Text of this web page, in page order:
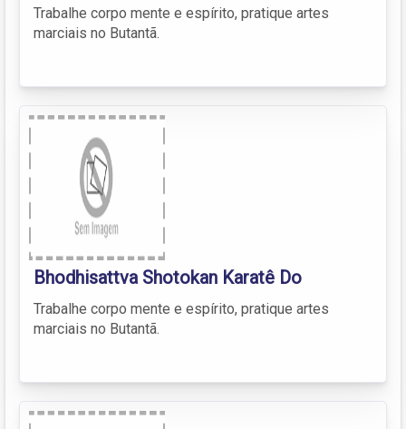
Trabalhe corpo mente e espírito, pratique artes
marciais no Butantã.
Bhodhisattva Shotokan Karatê Do
Trabalhe corpo mente e espírito, pratique artes
marciais no Butantã.